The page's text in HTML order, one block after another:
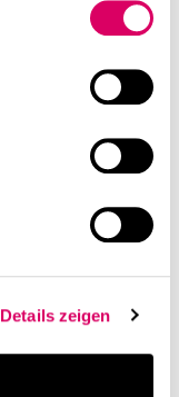
Details zeigen